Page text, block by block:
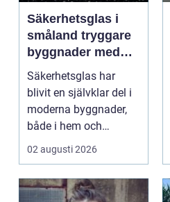
Säkerhetsglas i
småland tryggare
byggnader med
smarta
glaslösningar
Säkerhetsglas har
blivit en självklar del i
moderna byggnader,
både i hem och
offentliga miljöer. I ...
02 augusti 2026